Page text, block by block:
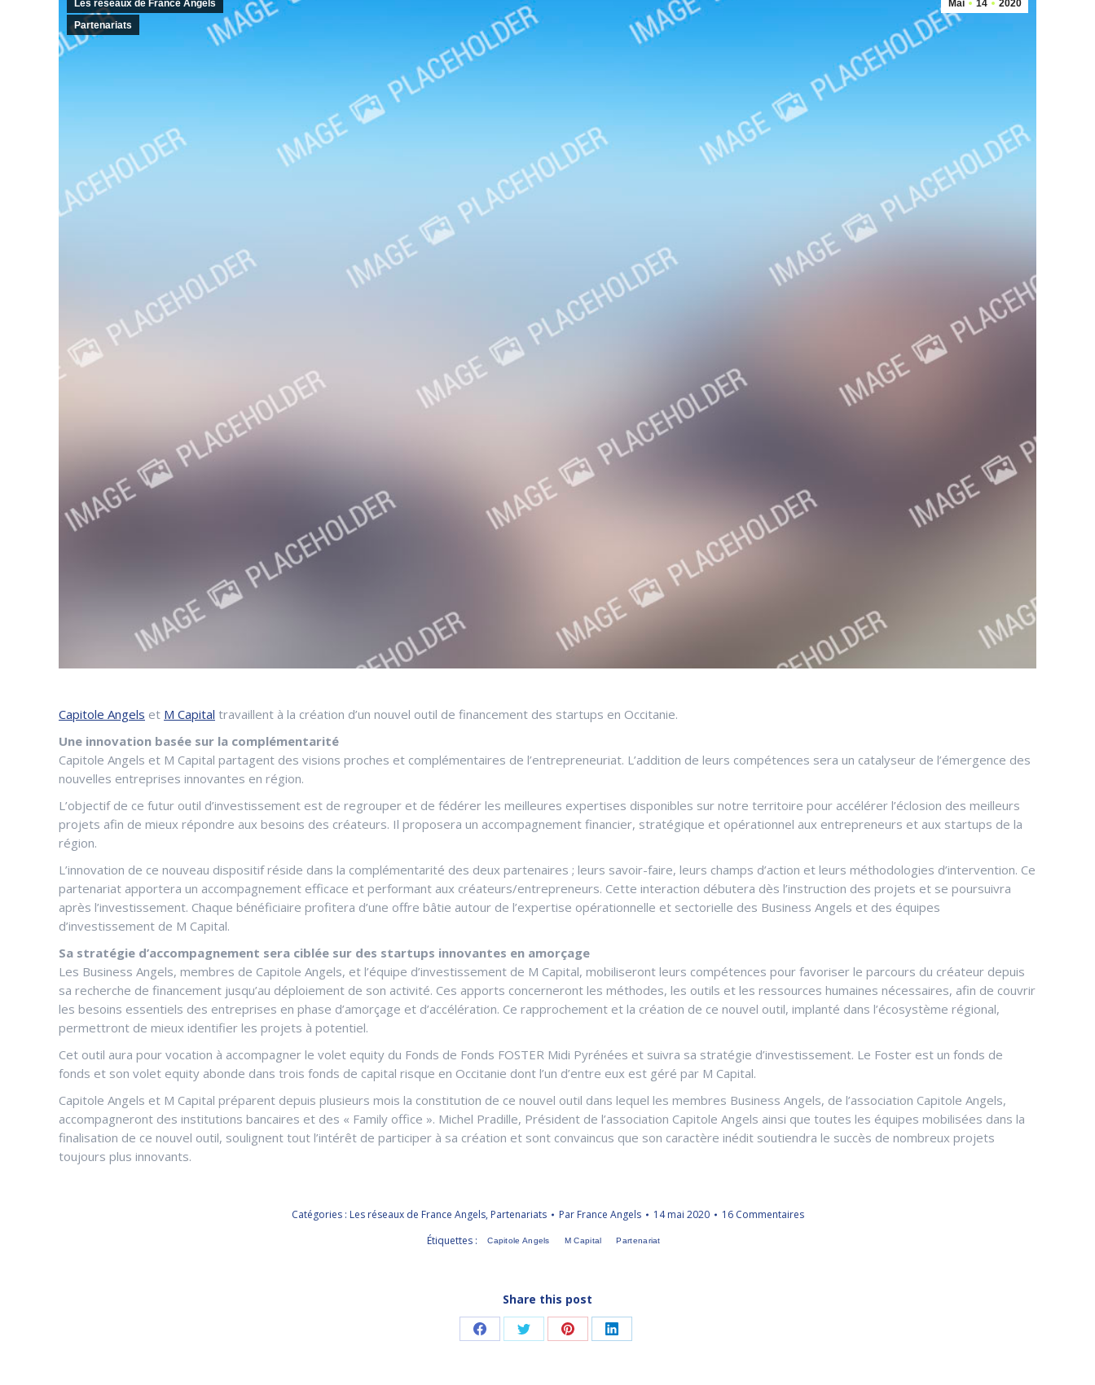
Mai 14 2020
Les réseaux de France Angels
Partenariats
Capitole Angels et M Capital travaillent à la création d’un nouvel outil de financement des startups en Occitanie.
Une innovation basée sur la complémentarité
Capitole Angels et M Capital partagent des visions proches et complémentaires de l’entrepreneuriat. L’addition de leurs compétences sera un catalyseur de l’émergence des
nouvelles entreprises innovantes en région.
L’objectif de ce futur outil d’investissement est de regrouper et de fédérer les meilleures expertises disponibles sur notre territoire pour accélérer l’éclosion des meilleurs
projets afin de mieux répondre aux besoins des créateurs. Il proposera un accompagnement financier, stratégique et opérationnel aux entrepreneurs et aux startups de la
région.
L’innovation de ce nouveau dispositif réside dans la complémentarité des deux partenaires ; leurs savoir-faire, leurs champs d’action et leurs méthodologies d’intervention. Ce
partenariat apportera un accompagnement efficace et performant aux créateurs/entrepreneurs. Cette interaction débutera dès l’instruction des projets et se poursuivra
après l’investissement. Chaque bénéficiaire profitera d’une offre bâtie autour de l’expertise opérationnelle et sectorielle des Business Angels et des équipes
d’investissement de M Capital.
Sa stratégie d’accompagnement sera ciblée sur des startups innovantes en amorçage
Les Business Angels, membres de Capitole Angels, et l’équipe d’investissement de M Capital, mobiliseront leurs compétences pour favoriser le parcours du créateur depuis
sa recherche de financement jusqu’au déploiement de son activité. Ces apports concerneront les méthodes, les outils et les ressources humaines nécessaires, afin de couvrir
les besoins essentiels des entreprises en phase d’amorçage et d’accélération. Ce rapprochement et la création de ce nouvel outil, implanté dans l’écosystème régional,
permettront de mieux identifier les projets à potentiel.
Cet outil aura pour vocation à accompagner le volet equity du Fonds de Fonds FOSTER Midi Pyrénées et suivra sa stratégie d’investissement. Le Foster est un fonds de
fonds et son volet equity abonde dans trois fonds de capital risque en Occitanie dont l’un d’entre eux est géré par M Capital.
Capitole Angels et M Capital préparent depuis plusieurs mois la constitution de ce nouvel outil dans lequel les membres Business Angels, de l’association Capitole Angels,
accompagneront des institutions bancaires et des « Family office ». Michel Pradille, Président de l’association Capitole Angels ainsi que toutes les équipes mobilisées dans la
finalisation de ce nouvel outil, soulignent tout l’intérêt de participer à sa création et sont convaincus que son caractère inédit soutiendra le succès de nombreux projets
toujours plus innovants.
Catégories : Les réseaux de France Angels, Partenariats Par France Angels 14 mai 2020
16 Commentaires
Étiquettes :
Capitole Angels M Capital Partenariat
Share this post
PartagerPartagerPartagerPartager